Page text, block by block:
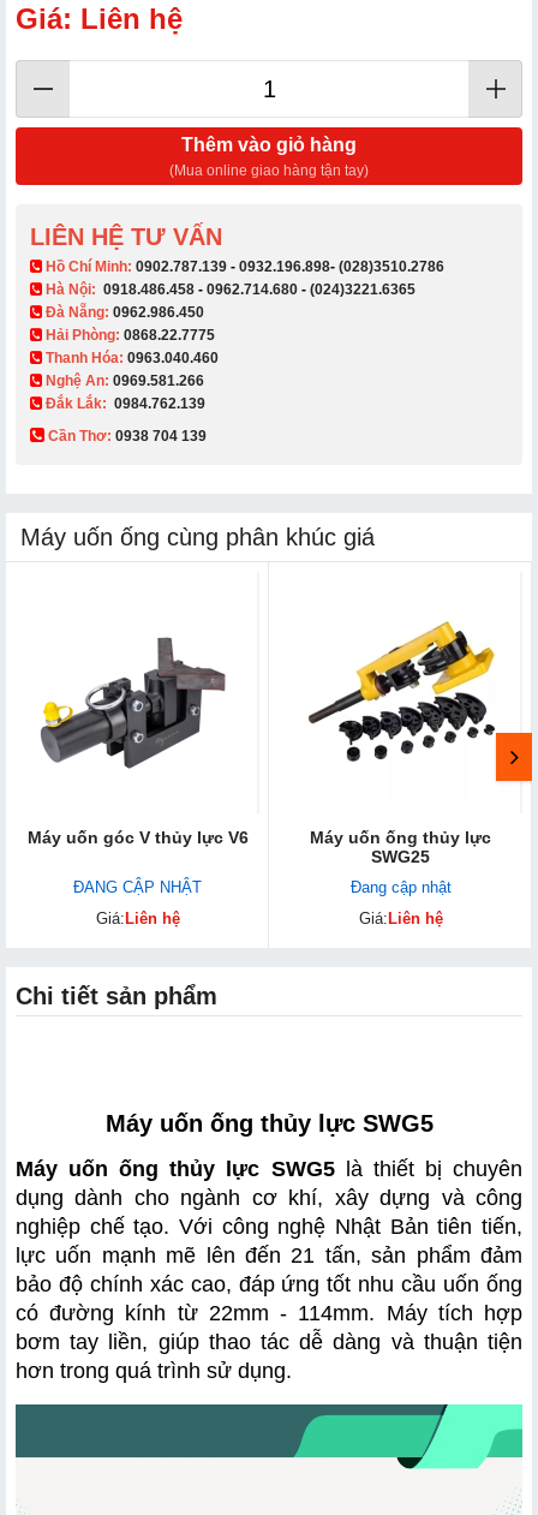
Giá: Liên hệ
Thêm vào giỏ hàng
(Mua online giao hàng tận tay)
LIÊN HỆ TƯ VẤN
​ Hồ Chí Minh: 0902.787.139 - 0932.196.898- (028)3510.2786
Hà Nội: 0918.486.458 - 0962.714.680 - (024)3221.6365
Đà Nẵng: 0962.986.450
Hải Phòng: 0868.22.7775
Thanh Hóa: 0963.040.460
Nghệ An: 0969.581.266
Đắk Lắk: 0984.762.139
Cần Thơ: 0938 704 139​
Máy uốn ống cùng phân khúc giá
Máy uốn góc V thủy lực V6
ĐANG CẬP NHẬT
Giá: Liên hệ
Máy uốn ống thủy lực
SWG25
Đang cập nhật
Giá: Liên hệ
Chi tiết sản phẩm
Máy uốn ống thủy lực SWG5
Máy uốn ống thủy lực SWG5 là thiết bị chuyên
dụng dành cho ngành cơ khí, xây dựng và công
nghiệp chế tạo. Với công nghệ Nhật Bản tiên tiến,
lực uốn mạnh mẽ lên đến 21 tấn, sản phẩm đảm
bảo độ chính xác cao, đáp ứng tốt nhu cầu uốn ống
có đường kính từ 22mm - 114mm. Máy tích hợp
bơm tay liền, giúp thao tác dễ dàng và thuận tiện
hơn trong quá trình sử dụng.